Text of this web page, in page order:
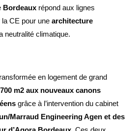
Bordeaux répond aux lignes
CE pour une architecture
neutralité climatique.
en logement de grand
700 m2 aux nouveaux canons
grâce à l’intervention du cabinet
Marraud Engineering Agen et des